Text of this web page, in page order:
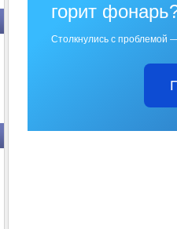
горит
Столкнулись с проблемой